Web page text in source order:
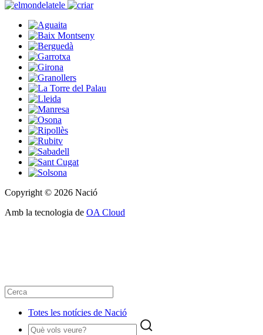
Copyright © 2026 Nació
Amb la tecnologia de OA Cloud
Totes les notícies de Nació